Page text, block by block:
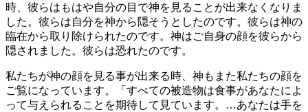
時、彼らはもはや自分の目で神を見ることが出来なくなりま
した。彼らは自分を神から隠そうとしたのです。彼らは神の
臨在から取り除けられたのです。神はご自身の顔を彼らから
隠されました。彼らは恐れたのです。
私たちが神の顔を見る事が出来る時、神もまた私たちの顔を
ご覧になっています。「すべての被造物は食事があなたによ
って与えられることを期待して見ています。…あなたは手を